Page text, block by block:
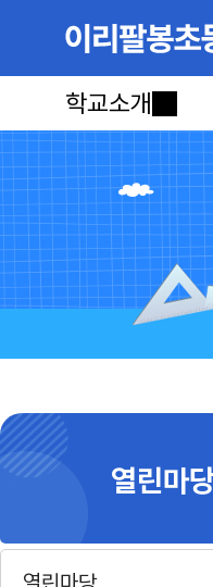
학교소개
열린마